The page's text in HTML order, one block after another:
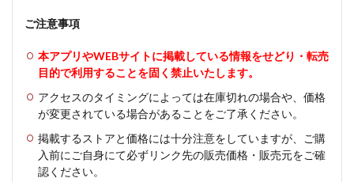
ご注意事項
本アプリやWEBサイトに掲載している情報をせどり・転売
目的で利用することを固く禁止いたします。
アクセスのタイミングによっては在庫切れの場合や、価格
が変更されている場合があることをご了承ください。
掲載するストアと価格には十分注意をしていますが、ご購
入前にご自身にて必ずリンク先の販売価格・販売元をご確
認ください。